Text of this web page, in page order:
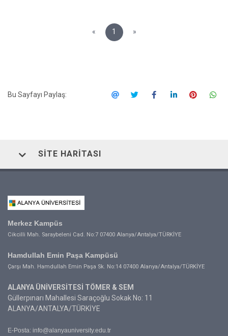
« 1 »
Bu Sayfayı Paylaş:
SITE HARITASI
Merkez Kampüs
Cikcilli Mah. Saraybeleni Cad. No:7 07400 Alanya/Antalya/TÜRKİYE
Hamdullah Emin Paşa Kampüsü
Çarşı Mah. Hamdullah Emin Paşa Sk. No:14 07400 Alanya/Antalya/TÜRKİYE
ALANYA ÜNİVERSİTESİ TÖMER & SEM
Güllerpınarı Mahallesi Saraçoğlu Sokak No: 11
ALANYA/ANTALYA/TÜRKİYE
E-Posta: info@alanyauniversity.edu.tr